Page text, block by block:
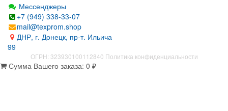
Мессенджеры
+7 (949) 338-33-07
mail@texprom.shop
ДНР, г. Донецк, пр-т. Ильича
99
ОГРН: 323930100112840 Политика конфиденциальности
Сумма Вашего заказа: 0 ₽